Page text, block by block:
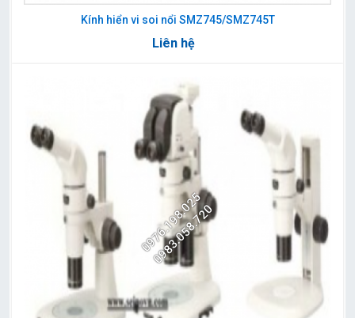
Kính hiển vi soi nổi SMZ745/SMZ745T
Liên hệ
0976.198.025
0983.058.720